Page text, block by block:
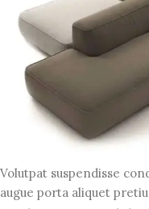
Volutpat suspendisse
augue porta aliquet